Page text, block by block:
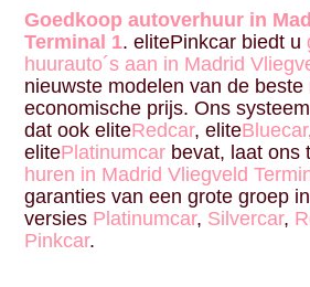
Goedkoop autoverhuur in
Terminal 1. elitePinkcar biedt u
huurauto´s aan in Madrid
nieuwste modelen van de
economische prijs. Ons
dat ook eliteRedcar, eliteBluecar
elitePlatinumcar bevat, laat ons
huren in Madrid Vliegveld
garanties van een grote groep
versies Platinumcar, Silvercar,
Pinkcar.